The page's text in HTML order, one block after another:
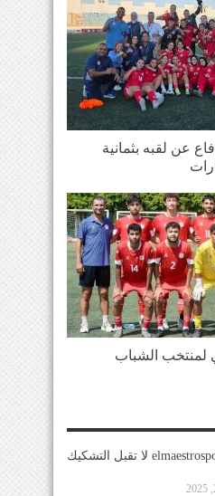
عن لقبه بثمانية
لمنتخب الشباب
مصداقية elmaestrosport لا تقبل التشكيك